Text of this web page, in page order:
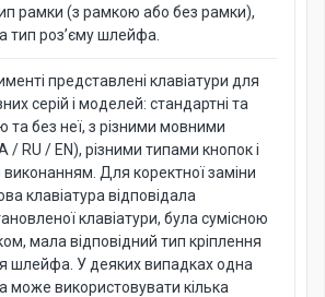
рамки (з рамкою або без рамки),
тип роз’єму шлейфа.
представлені клавіатури для
серій і моделей: стандартні та
та без неї, з різними мовними
/ RU / EN), різними типами кнопок і
Для коректної заміни
клавіатура відповідала
клавіатури, була сумісною
мала відповідний тип кріплення
шлейфа. У деяких випадках одна
може використовувати кілька